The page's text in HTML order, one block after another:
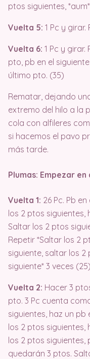
ptos siguientes,
Vuelta 5: 1 Pc y girar.
Vuelta 6: 1 Pc y girar.
pto, pb en el
último pto. (35)
Rematar, dejando
extremo del hilo a la
cola con alfileres
si hacemos el pavo
más tarde.
Plumas: Empezar
Vuelta 1: 26 Pc. Pb
los 2 ptos siguientes,
Saltar los 2 ptos
Repetir *Saltar los 2
siguiente, saltar los
siguiente* 3 veces
Vuelta 2: Hacer 3
pto. 3 Pc cuenta
siguientes, haz un pb
los 2 ptos siguientes,
los 2 ptos siguientes,
quedarán 3 ptos.